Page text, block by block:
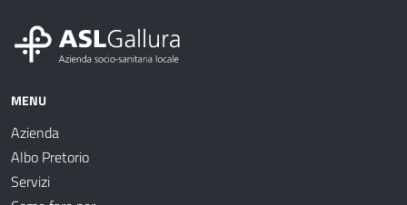
MENU
Azienda
Albo Pretorio
Servizi